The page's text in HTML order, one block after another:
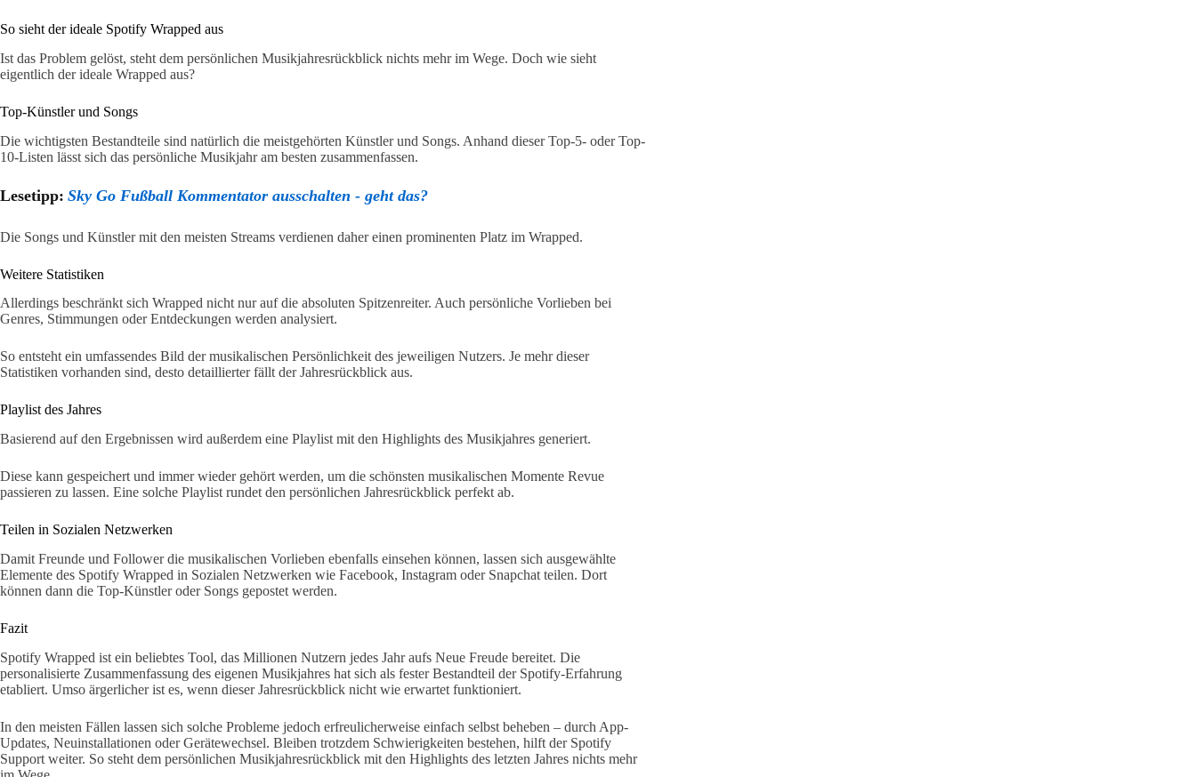
So sieht der ideale Spotify Wrapped aus
Ist das Problem gelöst, steht dem persönlichen Musikjahresrückblick nichts mehr im Wege. Doch wie sieht
eigentlich der ideale Wrapped aus?
Top-Künstler und Songs
Die wichtigsten Bestandteile sind natürlich die meistgehörten Künstler und Songs. Anhand dieser Top-5- oder Top-
10-Listen lässt sich das persönliche Musikjahr am besten zusammenfassen.
Lesetipp: Sky Go Fußball Kommentator ausschalten - geht das?
Die Songs und Künstler mit den meisten Streams verdienen daher einen prominenten Platz im Wrapped.
Weitere Statistiken
Allerdings beschränkt sich Wrapped nicht nur auf die absoluten Spitzenreiter. Auch persönliche Vorlieben bei
Genres, Stimmungen oder Entdeckungen werden analysiert.
So entsteht ein umfassendes Bild der musikalischen Persönlichkeit des jeweiligen Nutzers. Je mehr dieser
Statistiken vorhanden sind, desto detaillierter fällt der Jahresrückblick aus.
Playlist des Jahres
Basierend auf den Ergebnissen wird außerdem eine Playlist mit den Highlights des Musikjahres generiert.
Diese kann gespeichert und immer wieder gehört werden, um die schönsten musikalischen Momente Revue
passieren zu lassen. Eine solche Playlist rundet den persönlichen Jahresrückblick perfekt ab.
Teilen in Sozialen Netzwerken
Damit Freunde und Follower die musikalischen Vorlieben ebenfalls einsehen können, lassen sich ausgewählte
Elemente des Spotify Wrapped in Sozialen Netzwerken wie Facebook, Instagram oder Snapchat teilen. Dort
können dann die Top-Künstler oder Songs gepostet werden.
Fazit
Spotify Wrapped ist ein beliebtes Tool, das Millionen Nutzern jedes Jahr aufs Neue Freude bereitet. Die
personalisierte Zusammenfassung des eigenen Musikjahres hat sich als fester Bestandteil der Spotify-Erfahrung
etabliert. Umso ärgerlicher ist es, wenn dieser Jahresrückblick nicht wie erwartet funktioniert.
In den meisten Fällen lassen sich solche Probleme jedoch erfreulicherweise einfach selbst beheben – durch App-
Updates, Neuinstallationen oder Gerätewechsel. Bleiben trotzdem Schwierigkeiten bestehen, hilft der Spotify
Support weiter. So steht dem persönlichen Musikjahresrückblick mit den Highlights des letzten Jahres nichts mehr